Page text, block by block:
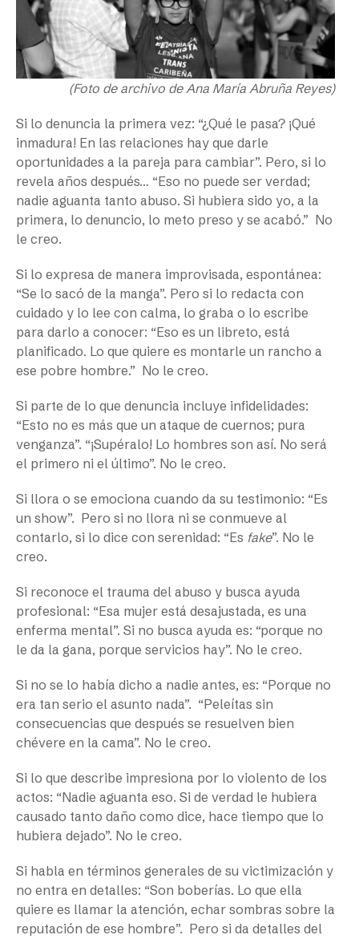
(Foto de archivo de Ana María Abruña Reyes)
Si lo denuncia la primera vez: “¿Qué le pasa? ¡Qué
inmadura! En las relaciones hay que darle
oportunidades a la pareja para cambiar”. Pero, si lo
revela años después… “Eso no puede ser verdad;
nadie aguanta tanto abuso. Si hubiera sido yo, a la
primera, lo denuncio, lo meto preso y se acabó.” No
le creo.
Si lo expresa de manera improvisada, espontánea:
“Se lo sacó de la manga”. Pero si lo redacta con
cuidado y lo lee con calma, lo graba o lo escribe
para darlo a conocer: “Eso es un libreto, está
planificado. Lo que quiere es montarle un rancho a
ese pobre hombre.” No le creo.
Si parte de lo que denuncia incluye infidelidades:
“Esto no es más que un ataque de cuernos; pura
venganza”. “¡Supéralo! Lo hombres son así. No será
el primero ni el último”. No le creo.
Si llora o se emociona cuando da su testimonio: “Es
un show”. Pero si no llora ni se conmueve al
contarlo, si lo dice con serenidad: “Es fake”. No le
creo.
Si reconoce el trauma del abuso y busca ayuda
profesional: “Esa mujer está desajustada, es una
enferma mental”. Si no busca ayuda es: “porque no
le da la gana, porque servicios hay”. No le creo.
Si no se lo había dicho a nadie antes, es: “Porque no
era tan serio el asunto nada”. “Peleítas sin
consecuencias que después se resuelven bien
chévere en la cama”. No le creo.
Si lo que describe impresiona por lo violento de los
actos: “Nadie aguanta eso. Si de verdad le hubiera
causado tanto daño como dice, hace tiempo que lo
hubiera dejado”. No le creo.
Si habla en términos generales de su victimización y
no entra en detalles: “Son boberías. Lo que ella
quiere es llamar la atención, echar sombras sobre la
reputación de ese hombre”. Pero si da detalles del